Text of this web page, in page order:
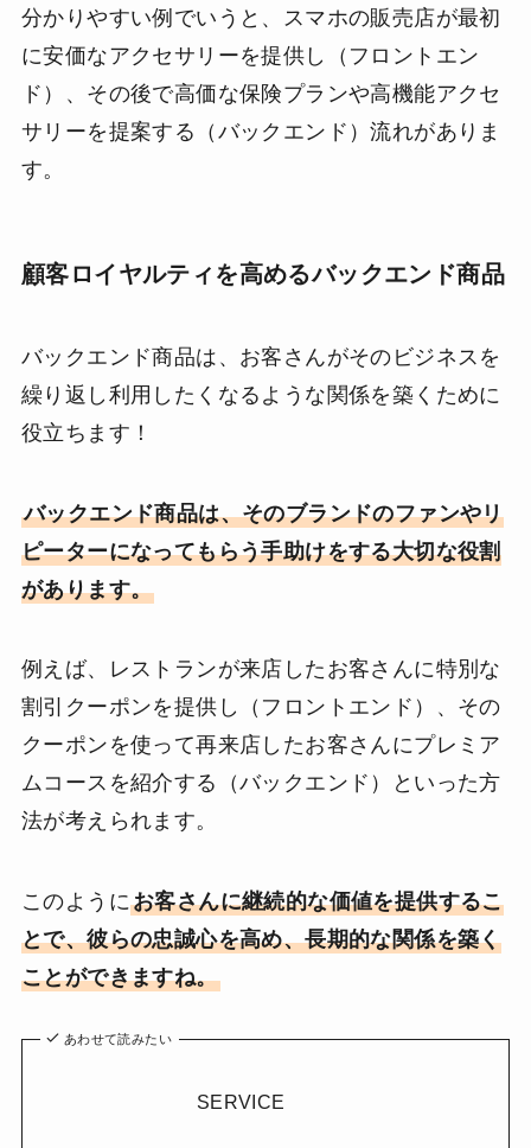
分かりやすい例でいうと、スマホの販売店が最初
に安価なアクセサリーを提供し（フロントエン
ド）、その後で高価な保険プランや高機能アクセ
サリーを提案する（バックエンド）流れがありま
す。
顧客ロイヤルティを高めるバックエンド商品
バックエンド商品は、お客さんがそのビジネスを
繰り返し利用したくなるような関係を築くために
役立ちます！
バックエンド商品は、そのブランドのファンやリ
ピーターになってもらう手助けをする大切な役割
があります。
例えば、レストランが来店したお客さんに特別な
割引クーポンを提供し（フロントエンド）、その
クーポンを使って再来店したお客さんにプレミア
ムコースを紹介する（バックエンド）といった方
法が考えられます。
このようにお客さんに継続的な価値を提供するこ
とで、彼らの忠誠心を高め、長期的な関係を築く
ことができますね。
あわせて読みたい
SERVICE